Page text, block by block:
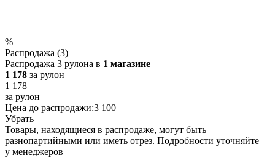
%
Распродажа (3)
Распродажа 3 рулона в 1 магазине
1 178 за рулон
1 178
за рулон
Цена до распродажи:3 100
Убрать
Товары, находящиеся в распродаже, могут быть
разнопартийными или иметь отрез. Подробности уточняйте
у менеджеров